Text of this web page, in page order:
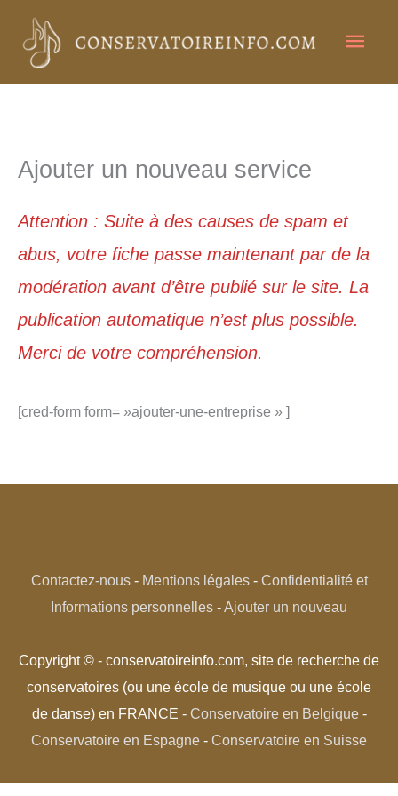
contenu
Ajouter un nouveau service
Attention : Suite à des causes de spam et
abus, votre fiche passe maintenant par de la
modération avant d’être publié sur le site. La
publication automatique n’est plus possible.
Merci de votre compréhension.
[cred-form form= »ajouter-une-entreprise » ]
Contactez-nous- Mentions légales- Confidentialité et
Informations personnelles -Ajouter un nouveau
Copyright © - conservatoireinfo.com, site de recherche de
conservatoires (ou une école de musique ou une école
de danse) en FRANCE - Conservatoire en Belgique-
Conservatoire en Espagne - Conservatoire en Suisse